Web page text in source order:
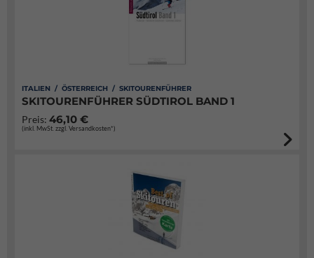
ITALIEN / ÖSTERREICH / SKITOURENFÜHRER
SKITOURENFÜHRER SÜDTIROL BAND 1
Preis: 46,10 €
(inkl. MwSt. zzgl. Versandkosten*)